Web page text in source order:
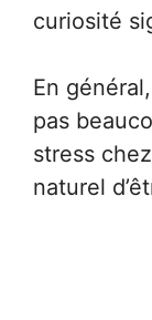
curiosité
En
pas
stress
naturel